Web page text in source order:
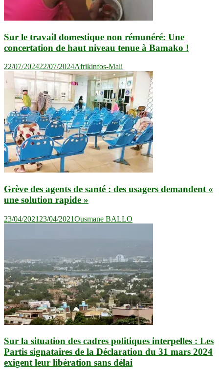
Sur le travail domestique non rémunéré: Une
concertation de haut niveau tenue à Bamako !
22/07/202422/07/2024Afrikinfos-Mali
Grève des agents de santé : des usagers demandent «
une solution rapide »
23/04/2021 23/04/2021Ousmane BALLO
Sur la situation des cadres politiques interpelles : Les
Partis signataires de la Déclaration du 31 mars 2024
exigent leur libération sans délai